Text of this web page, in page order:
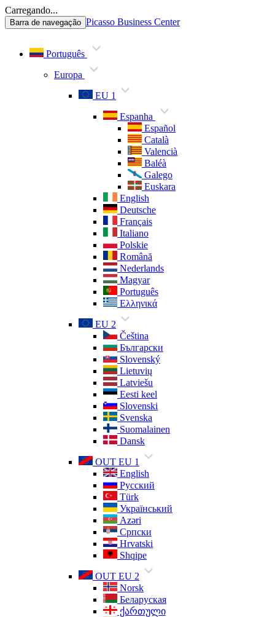
Carregando...
Barra de navegação Picasso Business Center
Português
Europa
EU 1
Espanha
Español
Català
Valencià
Baléà
Galego
Euskara
English
Deutsche
Français
Italiano
Polskie
Română
Nederlands
Magyar
Português
Ελληνικά
EU 2
Čeština
Български
Slovenský
Lietuvių
Latviešu
Eesti keel
Slovenski
Svenska
Suomalainen
Dansk
OUT EU 1
English
Русский
Türk
Український
Azəri
Српски
Hrvatski
Shqipe
OUT EU 2
Norsk
Беларуская
ქართული